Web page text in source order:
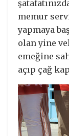
memur
yapmaya
olan yine
emeğine
açıp çağ